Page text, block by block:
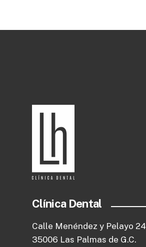
Clínica Dental
Calle Menéndez y Pelayo 24
35006 Las Palmas de G.C.